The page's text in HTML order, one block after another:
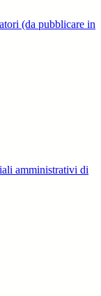
(da pubblicare in
amministrativi di